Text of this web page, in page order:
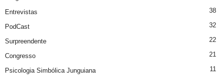
Entrevistas 38
PodCast 32
Surpreendente 22
Congresso 21
Psicologia Simbólica Junguiana 11